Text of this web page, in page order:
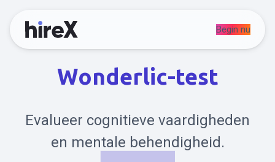
Begin nu
Wonderlic-test
Evalueer cognitieve vaardigheden
en mentale behendigheid.